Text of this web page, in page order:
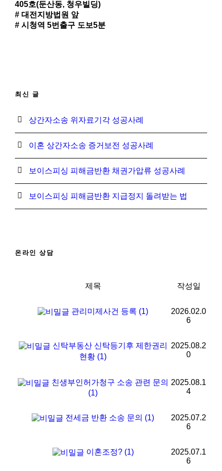
405호(둔산동, 청우빌딩)
# 대전지방법원 앞
# 시청역 5번출구 도보5분
최신 글
상간자소송 위자료기각 성공사례
이혼 상간자소송 증거보전 성공사례
보이스피싱 피해금반환 채권가압류 성공사례
보이스피싱 피해금반환 지급정지 돌려받는 법
온라인 상담
제목 작성일
관리미제사건 등록 (1)
2026.02.0
6
신탁부동산 신탁등기후 제한권리
현황 (1)
2025.08.2
0
친생부인허가청구 소송 관련 문의
(1)
2025.08.1
4
전세금 반환 소송 문의 (1)
2025.07.2
6
이혼조정? (1)
2025.07.1
6